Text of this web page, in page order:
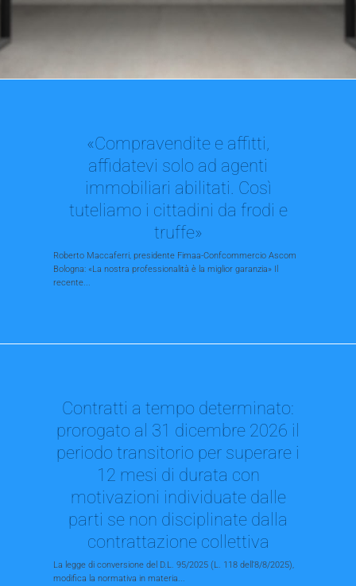
«Compravendite e affitti,
affidatevi solo ad agenti
immobiliari abilitati. Così
tuteliamo i cittadini da frodi e
truffe»
Roberto Maccaferri, presidente Fimaa-Confcommercio Ascom
Bologna: «La nostra professionalità è la miglior garanzia» Il
recente...
Contratti a tempo determinato:
prorogato al 31 dicembre 2026 il
periodo transitorio per superare i
12 mesi di durata con
motivazioni individuate dalle
parti se non disciplinate dalla
contrattazione collettiva
La legge di conversione del D.L. 95/2025 (L. 118 dell’8/8/2025),
modifica la normativa in materia...